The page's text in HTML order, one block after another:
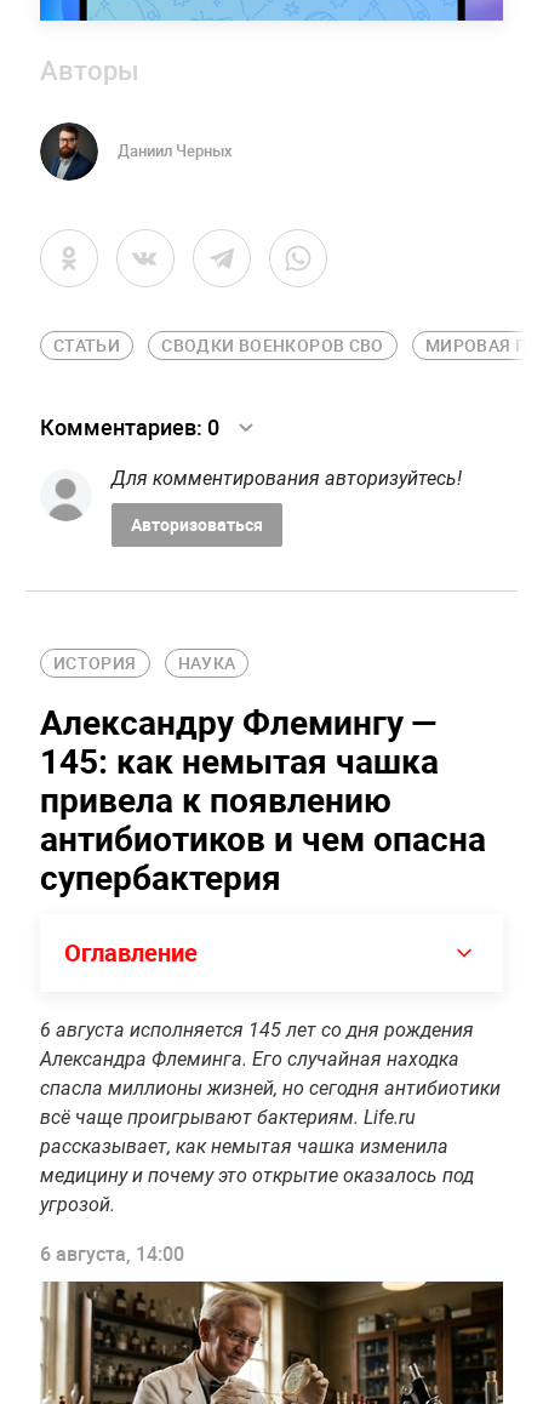
Авторы
Даниил Черных
СТАТЬИ СВОДКИ ВОЕНКОРОВ СВО МИРОВАЯ
Комментариев: 0
Для комментирования авторизуйтесь!
Авторизоваться
ИСТОРИЯ НАУКА
Александру Флемингу —
145: как немытая чашка
привела к появлению
антибиотиков и чем опасна
супербактерия
Оглавление
6 августа исполняется 145 лет со дня рождения
Александра Флеминга. Его случайная находка
спасла миллионы жизней, но сегодня антибиотики
всё чаще проигрывают бактериям. Life.ru
рассказывает, как немытая чашка изменила
медицину и почему это открытие оказалось под
угрозой.
6 августа, 14:00